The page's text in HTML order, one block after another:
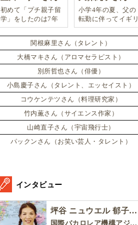
初めて「プチ親子留
学」をしたのは7年
前。娘は2週間ロン
ドンのサマースクー
ルに通い、英語劇に
挑戦したり、
小学4年の夏、父の
転勤に伴ってイギリ
スに引っ越した。
関根麻里さん（タレント）
大橋マキさん（アロマセラピスト）
別所哲也さん（俳優）
小島慶子さん（タレント、エッセイスト）
コウケンテツさん（料理研究家）
竹内薫さん（サイエンス作家）
山崎直子さん（宇宙飛行士）
パックンさん（お笑い芸人・タレント）
インタビュー
坪谷 ニュウエル 郁子さん［後編］
国際バカロレア機構アジア太平洋地区委員